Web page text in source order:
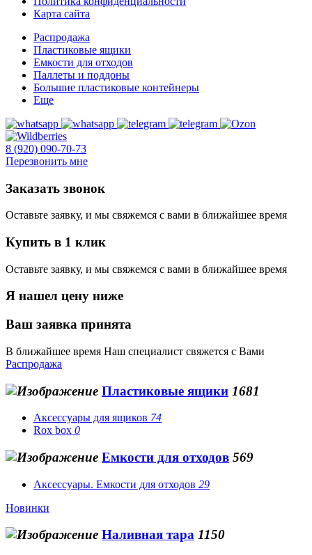
Карта сайта
Распродажа
Пластиковые ящики
Емкости для отходов
Паллеты и поддоны
Большие пластиковые контейнеры
Еще
8 (920) 090-70-73
Перезвонить мне
Заказать звонок
Оставьте заявку, и мы свяжемся с вами в ближайшее время
Купить в 1 клик
Оставьте заявку, и мы свяжемся с вами в ближайшее время
Я нашел цену ниже
Ваш заявка принята
В ближайшее время Наш специалист свяжется с Вами
Распродажа
Пластиковые ящики 1681
Аксессуары для ящиков 74
Rox box 0
Емкости для отходов 569
Аксессуары. Емкости для отходов 29
Новинки
Наливная тара 1150